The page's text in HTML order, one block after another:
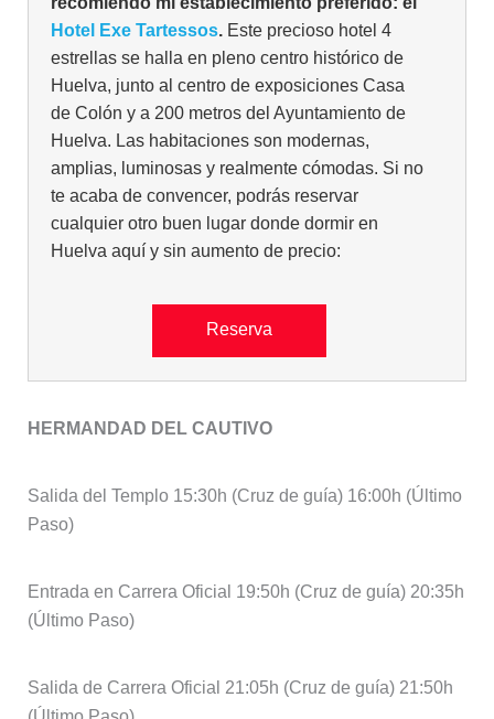
Hotel Exe Tartessos.Este precioso hotel 4
estrellas se halla en pleno centro histórico de
Huelva, junto al centro de exposiciones Casa
de Colón y a 200 metros del Ayuntamiento de
Huelva. Las habitaciones son modernas,
amplias, luminosas y realmente cómodas. Si no
te acaba de convencer, podrás reservar
cualquier otro buen lugar donde dormir en
Huelva aquí y sin aumento de precio:
Reserva
HERMANDAD DEL CAUTIVO
Salida del Templo 15:30h (Cruz de guía) 16:00h (Último
Paso)
Entrada en Carrera Oficial 19:50h (Cruz de guía) 20:35h
(Último Paso)
Salida de Carrera Oficial 21:05h (Cruz de guía) 21:50h